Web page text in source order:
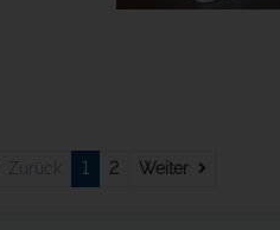
Zurück 1 2 Weiter